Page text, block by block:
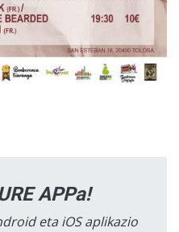
APPa!
eta iOS aplikazio